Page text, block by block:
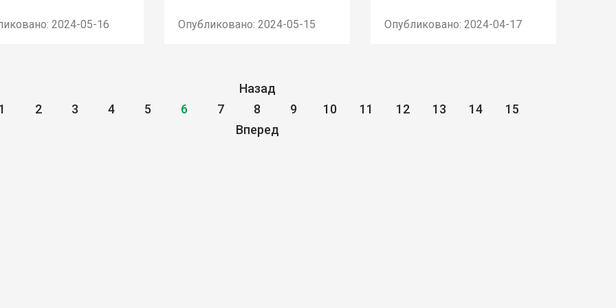
2024-05-16 Опубликовано: 2024-05-15 Опубликовано: 2024-04-17
Назад
2 3 4 5 6 7 8 9 10 11 12 13 14
15
Вперед